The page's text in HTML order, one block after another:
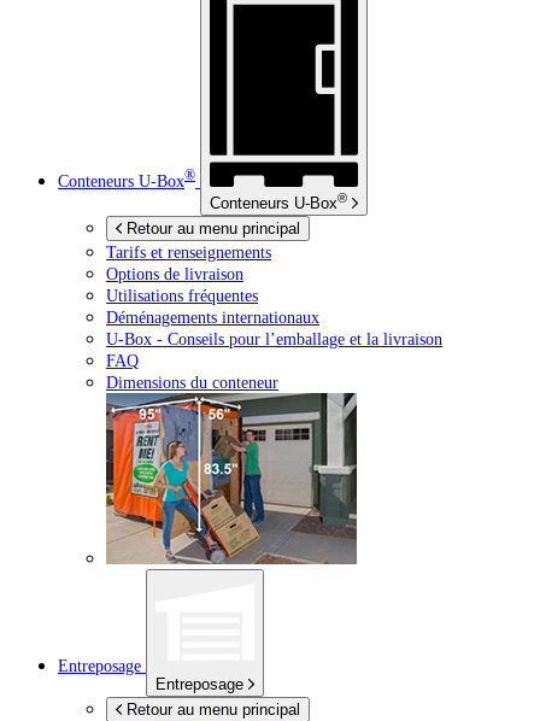
Conteneurs U-Box®
Conteneurs U-Box®
Retour au menu principal
Tarifs et renseignements
Options de livraison
Utilisations fréquentes
Déménagements internationaux
U-Box - Conseils pour l’emballage et la livraison
FAQ
Dimensions du conteneur
Entreposage
Entreposage
Retour au menu principal